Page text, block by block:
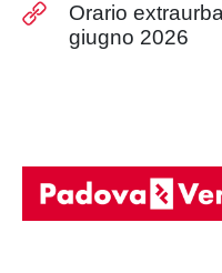
Orario
giugno 2026